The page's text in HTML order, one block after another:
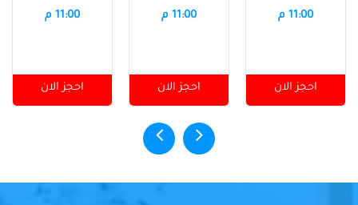
11:00 م
احجز الان
11:00 م
احجز الان
11:00 م
احجز الان